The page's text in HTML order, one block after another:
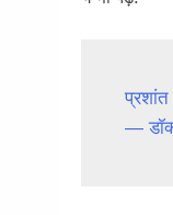
—